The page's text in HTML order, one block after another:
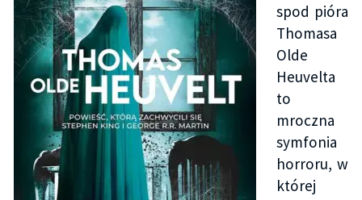
spod pióra
Thomasa
Olde
Heuvelta
to
mroczna
symfonia
horroru, w
której